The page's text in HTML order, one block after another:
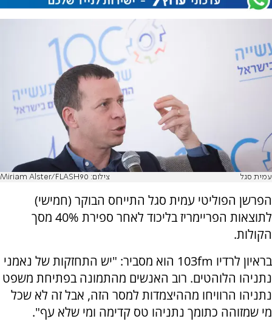
עמית סגל צילום: Miriam Alster/FLASH90
הפרשן הפוליטי עמית סגל התייחס הבוקר (חמישי)
לתוצאות הפריימריז בליכוד לאחר ספירת 40% מסך
הקולות.
בראיון לרדיו 103fm הוא מסביר: "יש התחזקות של נאמני
נתניהו הלוהטים. רוב האנשים מהתמונה בפתיחת משפט
נתניהו הרוויחו מההיצמדות למסר הזה, אבל זה לא שכל
מי שמזוהה כתומך נתניהו טס קדימה ומי שלא עף".